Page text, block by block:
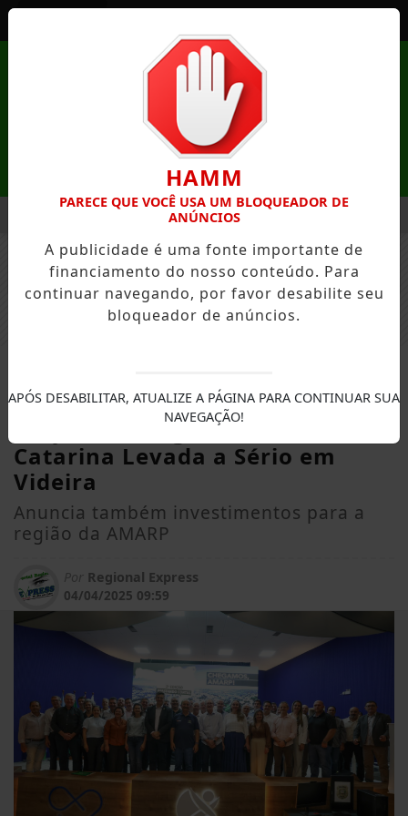
DE MANDAGUAÇU ESTÁ COM INSCRIÇÕES ABERTAS
EM ALTA
FECHAR
Governador apresenta a 2ª
edição do Programa Santa
Catarina Levada a Sério em
Videira
Anuncia também investimentos para a
região da AMARP
Por Regional Express
04/04/2025 09:59
HAMM
PARECE QUE VOCÊ USA UM BLOQUEADOR DE
ANÚNCIOS
A publicidade é uma fonte importante de
financiamento do nosso conteúdo. Para
continuar navegando, por favor desabilite seu
bloqueador de anúncios.
APÓS DESABILITAR, ATUALIZE A PÁGINA PARA CONTINUAR SUA
NAVEGAÇÃO!